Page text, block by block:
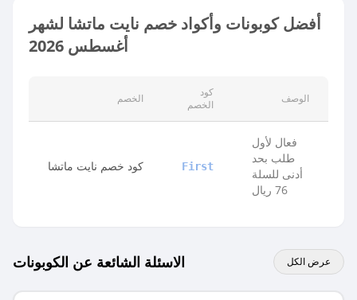
أفضل كوبونات وأكواد خصم نايت ماتشا لشهر
أغسطس 2026
الخصم
كود
الخصم
الوصف
كود خصم نايت ماتشا First
فعال لأول
طلب بحد
أدنى للسلة
76 ريال
الاسئلة الشائعة عن الكوبونات عرض الكل